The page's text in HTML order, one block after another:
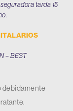
tarda 15
– BEST
debidamente